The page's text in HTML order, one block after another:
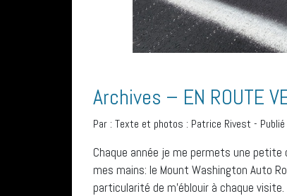
Archives – EN ROUTE
Par : Texte et photos : Patrice Rivest -
Chaque année je me permets une petite
mes mains: le Mount Washington Auto
particularité de m’éblouir à chaque